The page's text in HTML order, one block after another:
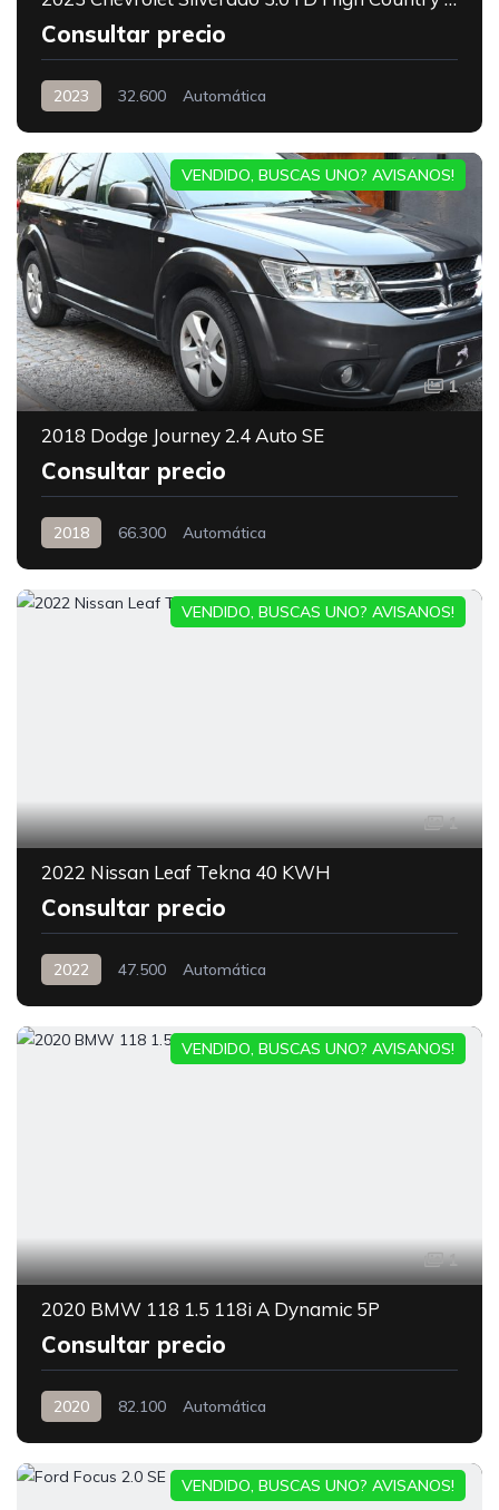
Consultar precio
2023 32.600 Automática
1
2018 Dodge Journey 2.4 Auto SE
Consultar precio
2018 66.300 Automática
VENDIDO, BUSCAS UNO? AVISANOS!
1
2022 Nissan Leaf Tekna 40 KWH
Consultar precio
2022 47.500 Automática
VENDIDO, BUSCAS UNO? AVISANOS!
1
2020 BMW 118 1.5 118i A Dynamic 5P
Consultar precio
2020 82.100 Automática
VENDIDO, BUSCAS UNO? AVISANOS!
VENDIDO, BUSCAS UNO? AVISANOS!